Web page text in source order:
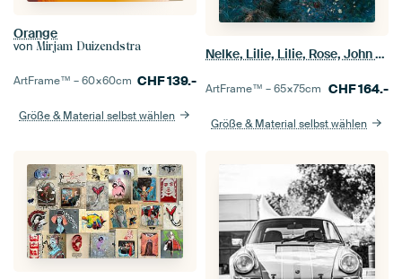
Orange
von Mirjam Duizendstra
ArtFrame™ –60×60cm CHF139.-
Größe & Material selbst wählen
Nelke, Lilie, Lilie, Rose, John Singer Sargent
ArtFrame™ –65×75cm CHF164.-
Größe & Material selbst wählen